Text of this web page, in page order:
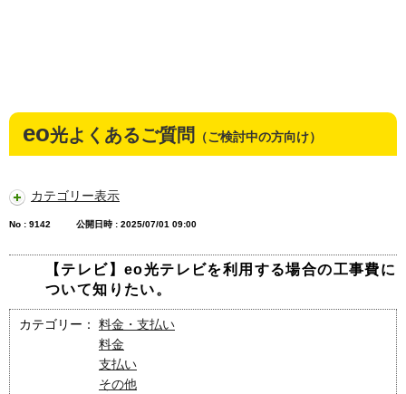
eo光よくあるご質問 （ご検討中の方向け）
カテゴリー表示
No : 9142 公開日時 : 2025/07/01 09:00
【テレビ】eo光テレビを利用する場合の工事費に
ついて知りたい。
カテゴリー：
料金・支払い
料金
支払い
その他